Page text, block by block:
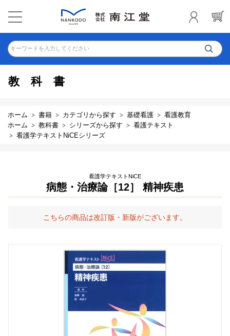
キーワードを入力してください
教科書
ホーム 書籍 カテゴリから探す 基礎看護
看護教育
ホーム
教科書 シリーズから探す
看護テキスト
看護学テキストNiCEシリーズ
看護学テキストNiCE
病態・治療論［12］ 精神疾患
こちらの商品は改訂版・新版がございます。